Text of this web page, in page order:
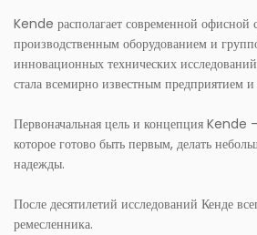
Kende располагает современной офисной
производственным оборудованием и
инновационных технических
стала всемирно известным предприятием
Первоначальная цель и концепция Kende
которое готово быть первым, делать
надежды.
После десятилетий исследований Кенде
ремесленника.